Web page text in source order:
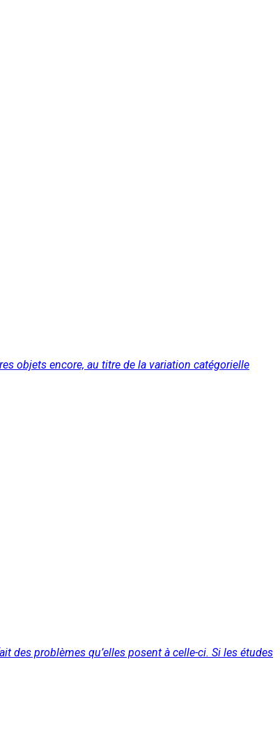
objets encore, au titre de la variation catégorielle
des problèmes qu’elles posent à celle-ci. Si les études